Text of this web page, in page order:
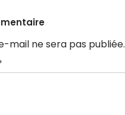
mail ne sera pas publiée.